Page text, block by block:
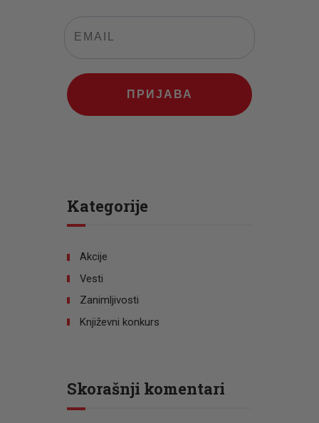
ПРИЈАВА
Kategorije
Akcije
Vesti
Zanimljivosti
Književni konkurs
Skorašnji komentari